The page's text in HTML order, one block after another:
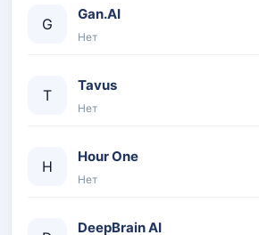
G
Gan.AI
Нет
T
Tavus
Нет
H
Hour One
Нет
DeepBrain AI